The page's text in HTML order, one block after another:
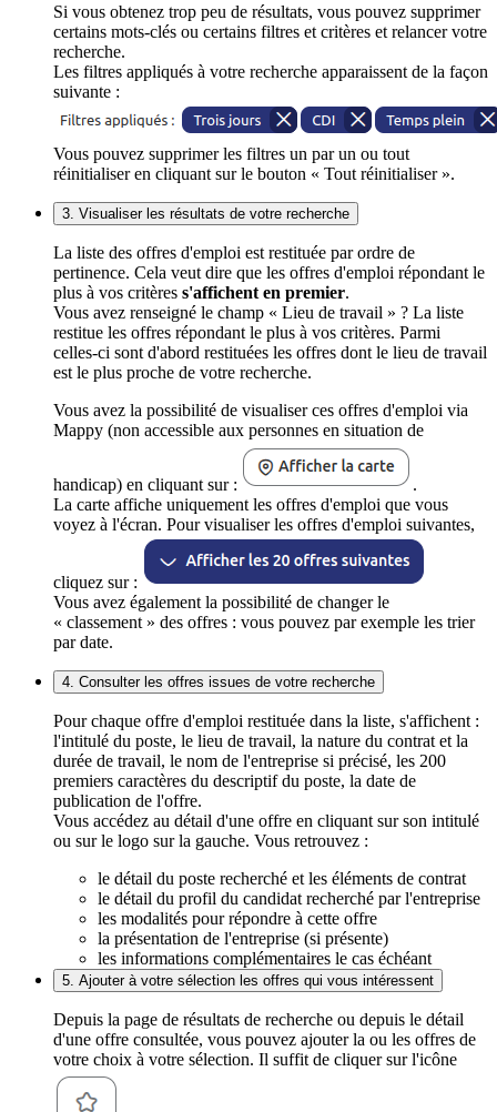
Si vous obtenez trop peu de résultats, vous pouvez supprimer
certains mots-clés ou certains filtres et critères et relancer votre
recherche.
Les filtres appliqués à votre recherche apparaissent de la façon
suivante :
Vous pouvez supprimer les filtres un par un ou tout
réinitialiser en cliquant sur le bouton « Tout réinitialiser ».
3. Visualiser les résultats de votre recherche
La liste des offres d'emploi est restituée par ordre de
pertinence. Cela veut dire que les offres d'emploi répondant le
plus à vos critères s'affichent en premier.
Vous avez renseigné le champ « Lieu de travail » ? La liste
restitue les offres répondant le plus à vos critères. Parmi
celles-ci sont d'abord restituées les offres dont le lieu de travail
est le plus proche de votre recherche.
Vous avez la possibilité de visualiser ces offres d'emploi via
Mappy (non accessible aux personnes en situation de
handicap) en cliquant sur :
.
La carte affiche uniquement les offres d'emploi que vous
voyez à l'écran. Pour visualiser les offres d'emploi suivantes,
cliquez sur :
Vous avez également la possibilité de changer le
« classement » des offres : vous pouvez par exemple les trier
par date.
4. Consulter les offres issues de votre recherche
Pour chaque offre d'emploi restituée dans la liste, s'affichent :
l'intitulé du poste, le lieu de travail, la nature du contrat et la
durée de travail, le nom de l'entreprise si précisé, les 200
premiers caractères du descriptif du poste, la date de
publication de l'offre.
Vous accédez au détail d'une offre en cliquant sur son intitulé
ou sur le logo sur la gauche. Vous retrouvez :
le détail du poste recherché et les éléments de contrat
le détail du profil du candidat recherché par l'entreprise
les modalités pour répondre à cette offre
la présentation de l'entreprise (si présente)
les informations complémentaires le cas échéant
5. Ajouter à votre sélection les offres qui vous intéressent
Depuis la page de résultats de recherche ou depuis le détail
d'une offre consultée, vous pouvez ajouter la ou les offres de
votre choix à votre sélection. Il suffit de cliquer sur l'icône